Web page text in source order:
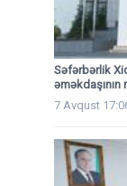
Səfərbərlik
əməkdaşının
7 Avqust